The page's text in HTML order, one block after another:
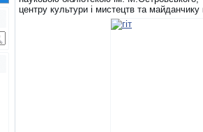
центру культури і мистецтв та